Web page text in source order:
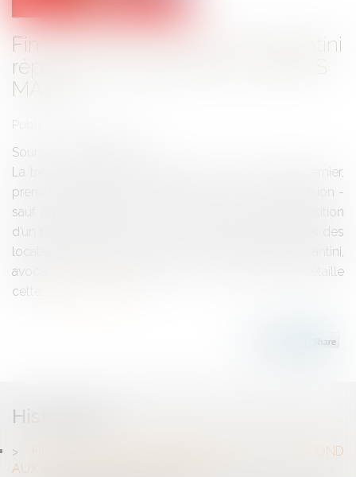
Fin de la trêve hivernale: Me Santini
répond aux questions de CNEWS
MATIN
Publié le :
Source :
La trêve hivernale, commencée le 1er novembre dernier,
prend fin vendredi soir. Après cinq mois sans expulsion -
sauf dans certains cas particuliers, comme la proposition
d’un relogement décent - les évacuations physiques des
locataires peuvent reprendre. Maitre Frédéric Santini,
avocat à Paris et Nanterre en droit immobilier, détaille
cette...
Historique
FIN DE LA TRÊVE HIVERNALE: ME SANTINI RÉPOND
AUX QUESTIONS DE CNEWS MATIN